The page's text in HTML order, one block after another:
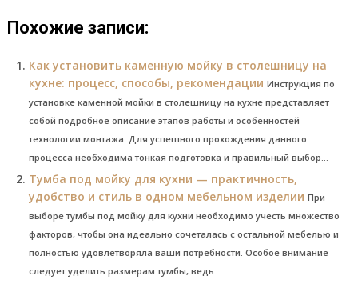
Похожие записи:
Как установить каменную мойку в столешницу на
кухне: процесс, способы, рекомендации Инструкция по
установке каменной мойки в столешницу на кухне представляет
собой подробное описание этапов работы и особенностей
технологии монтажа. Для успешного прохождения данного
процесса необходима тонкая подготовка и правильный выбор...
Тумба под мойку для кухни — практичность,
удобство и стиль в одном мебельном изделии При
выборе тумбы под мойку для кухни необходимо учесть множество
факторов, чтобы она идеально сочеталась с остальной мебелью и
полностью удовлетворяла ваши потребности. Особое внимание
следует уделить размерам тумбы, ведь...